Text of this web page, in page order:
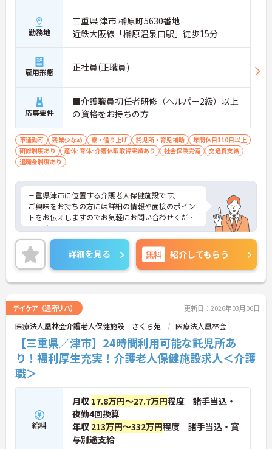
勤務地
三重県 津市 榊原町5630番地
近鉄大阪線「榊原温泉口駅」徒歩15分
雇用形態 正社員(正職員)
応募要件
■介護職員初任者研修（ヘルパー2級）以上
の資格をお持ちの方
車通勤可 残業少なめ 寮・借り上げ 託児所・育児補助
年間休日110日以上
研修制度あり
産休･育休･介護休暇取得実績あり 社会保険完備
交通費支給
退職金制度あり
三重県津市に位置する介護老人保健施設です。
ご興味をお持ちの方には詳細の情報や面接のポイン
トをお伝えしますのでお気軽にお問い合わせくださ
いませ。
詳細を見る 無料 紹介してもらう
デイケア（通所リハ） 更新日：2026年03月06日
医療法人凰林会介護老人保健施設 さくら苑 医療法人凰林会
【三重県／津市】24時間利用可能な託児所あ
り！福利厚生充実！介護老人保健施設求人＜介護
職＞
給料
月収 17.8万円～27.7万円程度 諸手当込・
夜勤4回換算
年収 213万円～332万円程度 諸手当込・賞
与別途支給